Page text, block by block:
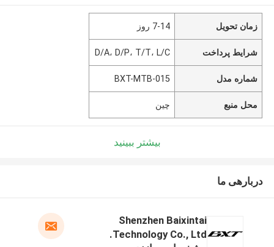
زمان تحویل 7-14 روز
شرایط پرداخت D/A، D/P، T/T، L/C
شماره مدل BXT-MTB-015
محل منبع چین
بیشتر ببینید
دربارهی ما
Shenzhen Baixintai
Technology Co., Ltd.